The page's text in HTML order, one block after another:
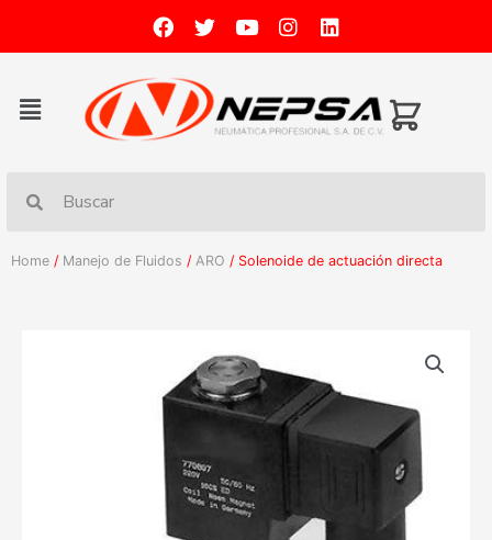
Home / Manejo de Fluidos / ARO / Solenoide de actuación directa